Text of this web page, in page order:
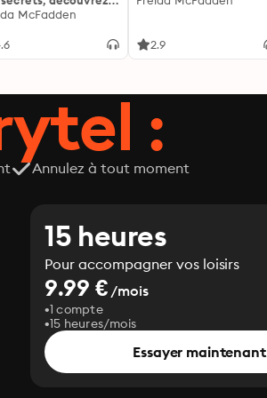
...
McFadden
2.9
:
Annulez à tout moment
15 heures
Pour accompagner vos loisirs
9.99 €/mois
1 compte
15 heures/mois
Essayer maintenant